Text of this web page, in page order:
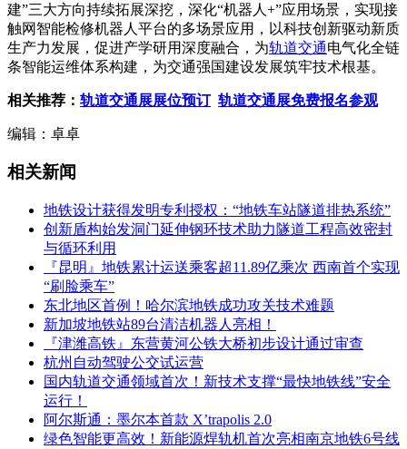
建”三大方向持续拓展深挖，深化“机器人+”应用场景，实现接
触网智能检修机器人平台的多场景应用，以科技创新驱动新质
生产力发展，促进产学研用深度融合，为轨道交通电气化全链
条智能运维体系构建，为交通强国建设发展筑牢技术根基。
相关推荐： 轨道交通展展位预订 轨道交通展免费报名参观
编辑：卓卓
相关新闻
地铁设计获得发明专利授权：“地铁车站隧道排热系统”
创新盾构始发洞门延伸钢环技术助力隧道工程高效密封
与循环利用
『昆明』地铁累计运送乘客超11.89亿乘次 西南首个实现
“刷脸乘车”
东北地区首例！哈尔滨地铁成功攻关技术难题
新加坡地铁站89台清洁机器人亮相！
『津潍高铁』东营黄河公铁大桥初步设计通过审查
杭州自动驾驶公交试运营
国内轨道交通领域首次！新技术支撑“最快地铁线”安全
运行！
阿尔斯通：墨尔本首款 X’trapolis 2.0
绿色智能更高效！新能源焊轨机首次亮相南京地铁6号线